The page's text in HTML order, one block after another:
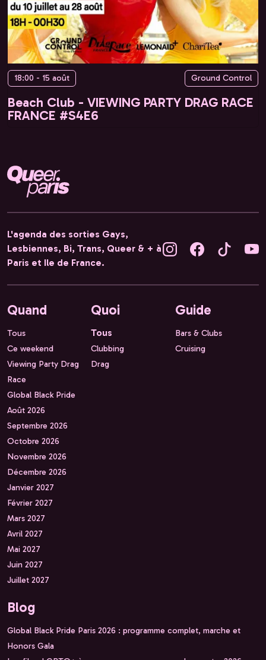
18:00 - 15 août Ground Control
Beach Club - VIEWING PARTY DRAG RACE
FRANCE #S4E6
L'agenda des sorties Gays,
Lesbiennes, Bi, Trans, Queer & + à
Paris et Ile de France.
Quand
Tous
Ce weekend
Viewing Party Drag
Race
Global Black Pride
Août 2026
Septembre 2026
Octobre 2026
Novembre 2026
Décembre 2026
Janvier 2027
Février 2027
Mars 2027
Avril 2027
Mai 2027
Juin 2027
Juillet 2027
Quoi
Tous
Clubbing
Drag
Guide
Bars & Clubs
Cruising
Blog
Global Black Pride Paris 2026 : programme complet, marche et
Honors Gala